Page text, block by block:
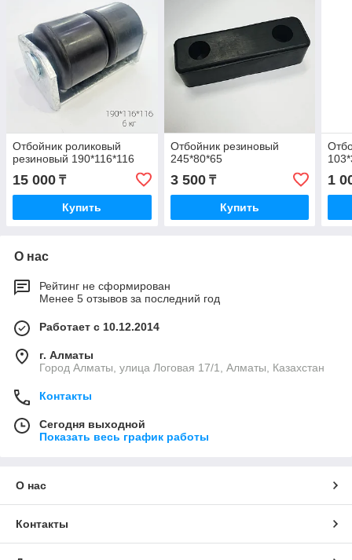
Отбойник роликовый
резиновый 190*116*116
15 000 ₸
Купить
Отбойник резиновый
245*80*65
3 500₸
Купить
1
О нас
Рейтинг не сформирован
Менее 5 отзывов за последний год
Работает с 10.12.2014
г. Алматы
Город Алматы, улица Логовая 17/1, Алматы, Казахстан
Контакты
Сегодня выходной
Показать весь график работы
О нас
Контакты